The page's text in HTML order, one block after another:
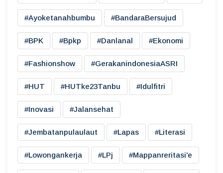
#ayoketanahbumbu #BandaraBersujud
#BPK #bpkp #danlanal #ekonomi
#fashionshow #gerakanindonesiaASRI
#HUT #HUTke23Tanbu #idulfitri
#inovasi #jalansehat
#jembatanpulaulaut #lapas #literasi
#lowongankerja #LPj #mappanreritasi'e